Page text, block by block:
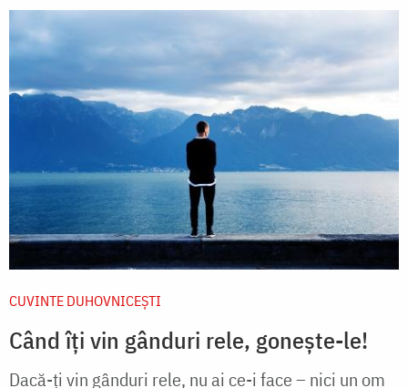
CUVINTE DUHOVNICEȘTI
Când îți vin gânduri rele, gonește-le!
Dacă-ți vin gânduri rele, nu ai ce-i face – nici un om